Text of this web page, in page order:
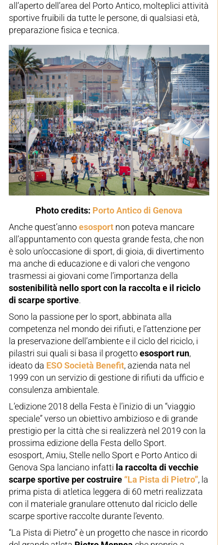
all’aperto dell’area del Porto Antico, molteplici attività
sportive fruibili da tutte le persone, di qualsiasi età,
preparazione fisica e tecnica.
Photo credits: Porto Antico di Genova
Anche quest’annoesosport non poteva mancare
all’appuntamento con questa grande festa, che non
è solo un’occasione di sport, di gioia, di divertimento
ma anche di educazione e di valori che vengono
trasmessi ai giovani come l’importanza della
sostenibilità nello sport con la raccolta e il riciclo
di scarpe sportive.
Sono la passione per lo sport, abbinata alla
competenza nel mondo dei rifiuti, e l’attenzione per
la preservazione dell’ambiente e il ciclo del riciclo, i
pilastri sui quali si basa il progettoesosport run,
ideato da ESO Società Benefit, azienda nata nel
1999 con un servizio di gestione di rifiuti da ufficio e
consulenza ambientale.
L’edizione 2018 della Festa è l’inizio di un “viaggio
speciale” verso un obiettivo ambizioso e di grande
prestigio per la città che si realizzerà nel 2019 con la
prossima edizione della Festa dello Sport.
esosport, Amiu, Stelle nello Sport e Porto Antico di
Genova Spa lanciano infatti la raccolta di vecchie
scarpe sportive per costruire “La Pista di Pietro”, la
prima pista di atletica leggera di 60 metri realizzata
con il materiale granulare ottenuto dal riciclo delle
scarpe sportive raccolte durante l’evento.
“La Pista di Pietro” è un progetto che nasce in ricordo